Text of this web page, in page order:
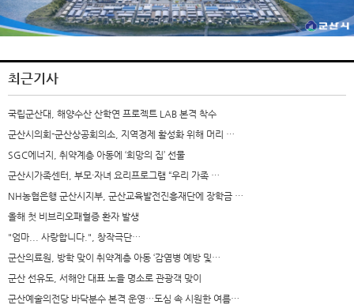
최근기사
국립군산대, 해양수산 산학연 프로젝트 LAB 본격 착수
군산시의회-군산상공회의소, 지역경제 활성화 위해 머리 …
SGC에너지, 취약계층 아동에 ‘희망의 집’ 선물
군산시가족센터, 부모·자녀 요리프로그램 “우리 가족 …
NH농협은행 군산시지부, 군산교육발전진흥재단에 장학금 …
올해 첫 비브리오패혈증 환자 발생
"엄마... 사랑합니다.", 창작극단…
군산의료원, 방학 맞이 취약계층 아동 ‘감염병 예방 및…
군산 선유도, 서해안 대표 노을 명소로 관광객 맞이
군산예술의전당 바닥분수 본격 운영…도심 속 시원한 여름…